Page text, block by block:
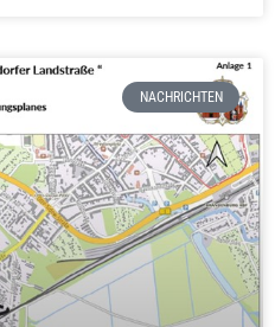
NACHRICHTEN